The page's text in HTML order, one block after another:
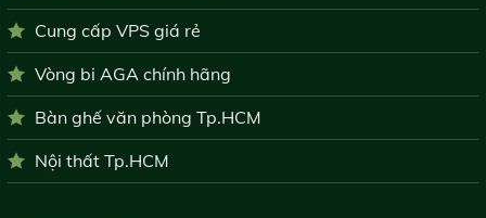
Cung cấp VPS giá rẻ
Vòng bi AGA chính hãng
Bàn ghế văn phòng Tp.HCM
Nội thất Tp.HCM